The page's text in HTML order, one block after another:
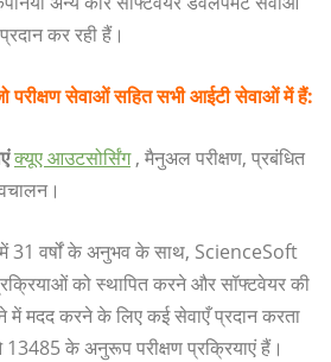
कर रही हैं।
परीक्षण सेवाओं सहित सभी आईटी सेवाओं में हैं:
क्यूए आउटसोर्सिंग, मैनुअल परीक्षण, प्रबंधित
31 वर्षों के अनुभव के साथ, ScienceSoft
को स्थापित करने और सॉफ्टवेयर की
में मदद करने के लिए कई सेवाएँ प्रदान करता
के अनुरूप परीक्षण प्रक्रियाएं हैं।